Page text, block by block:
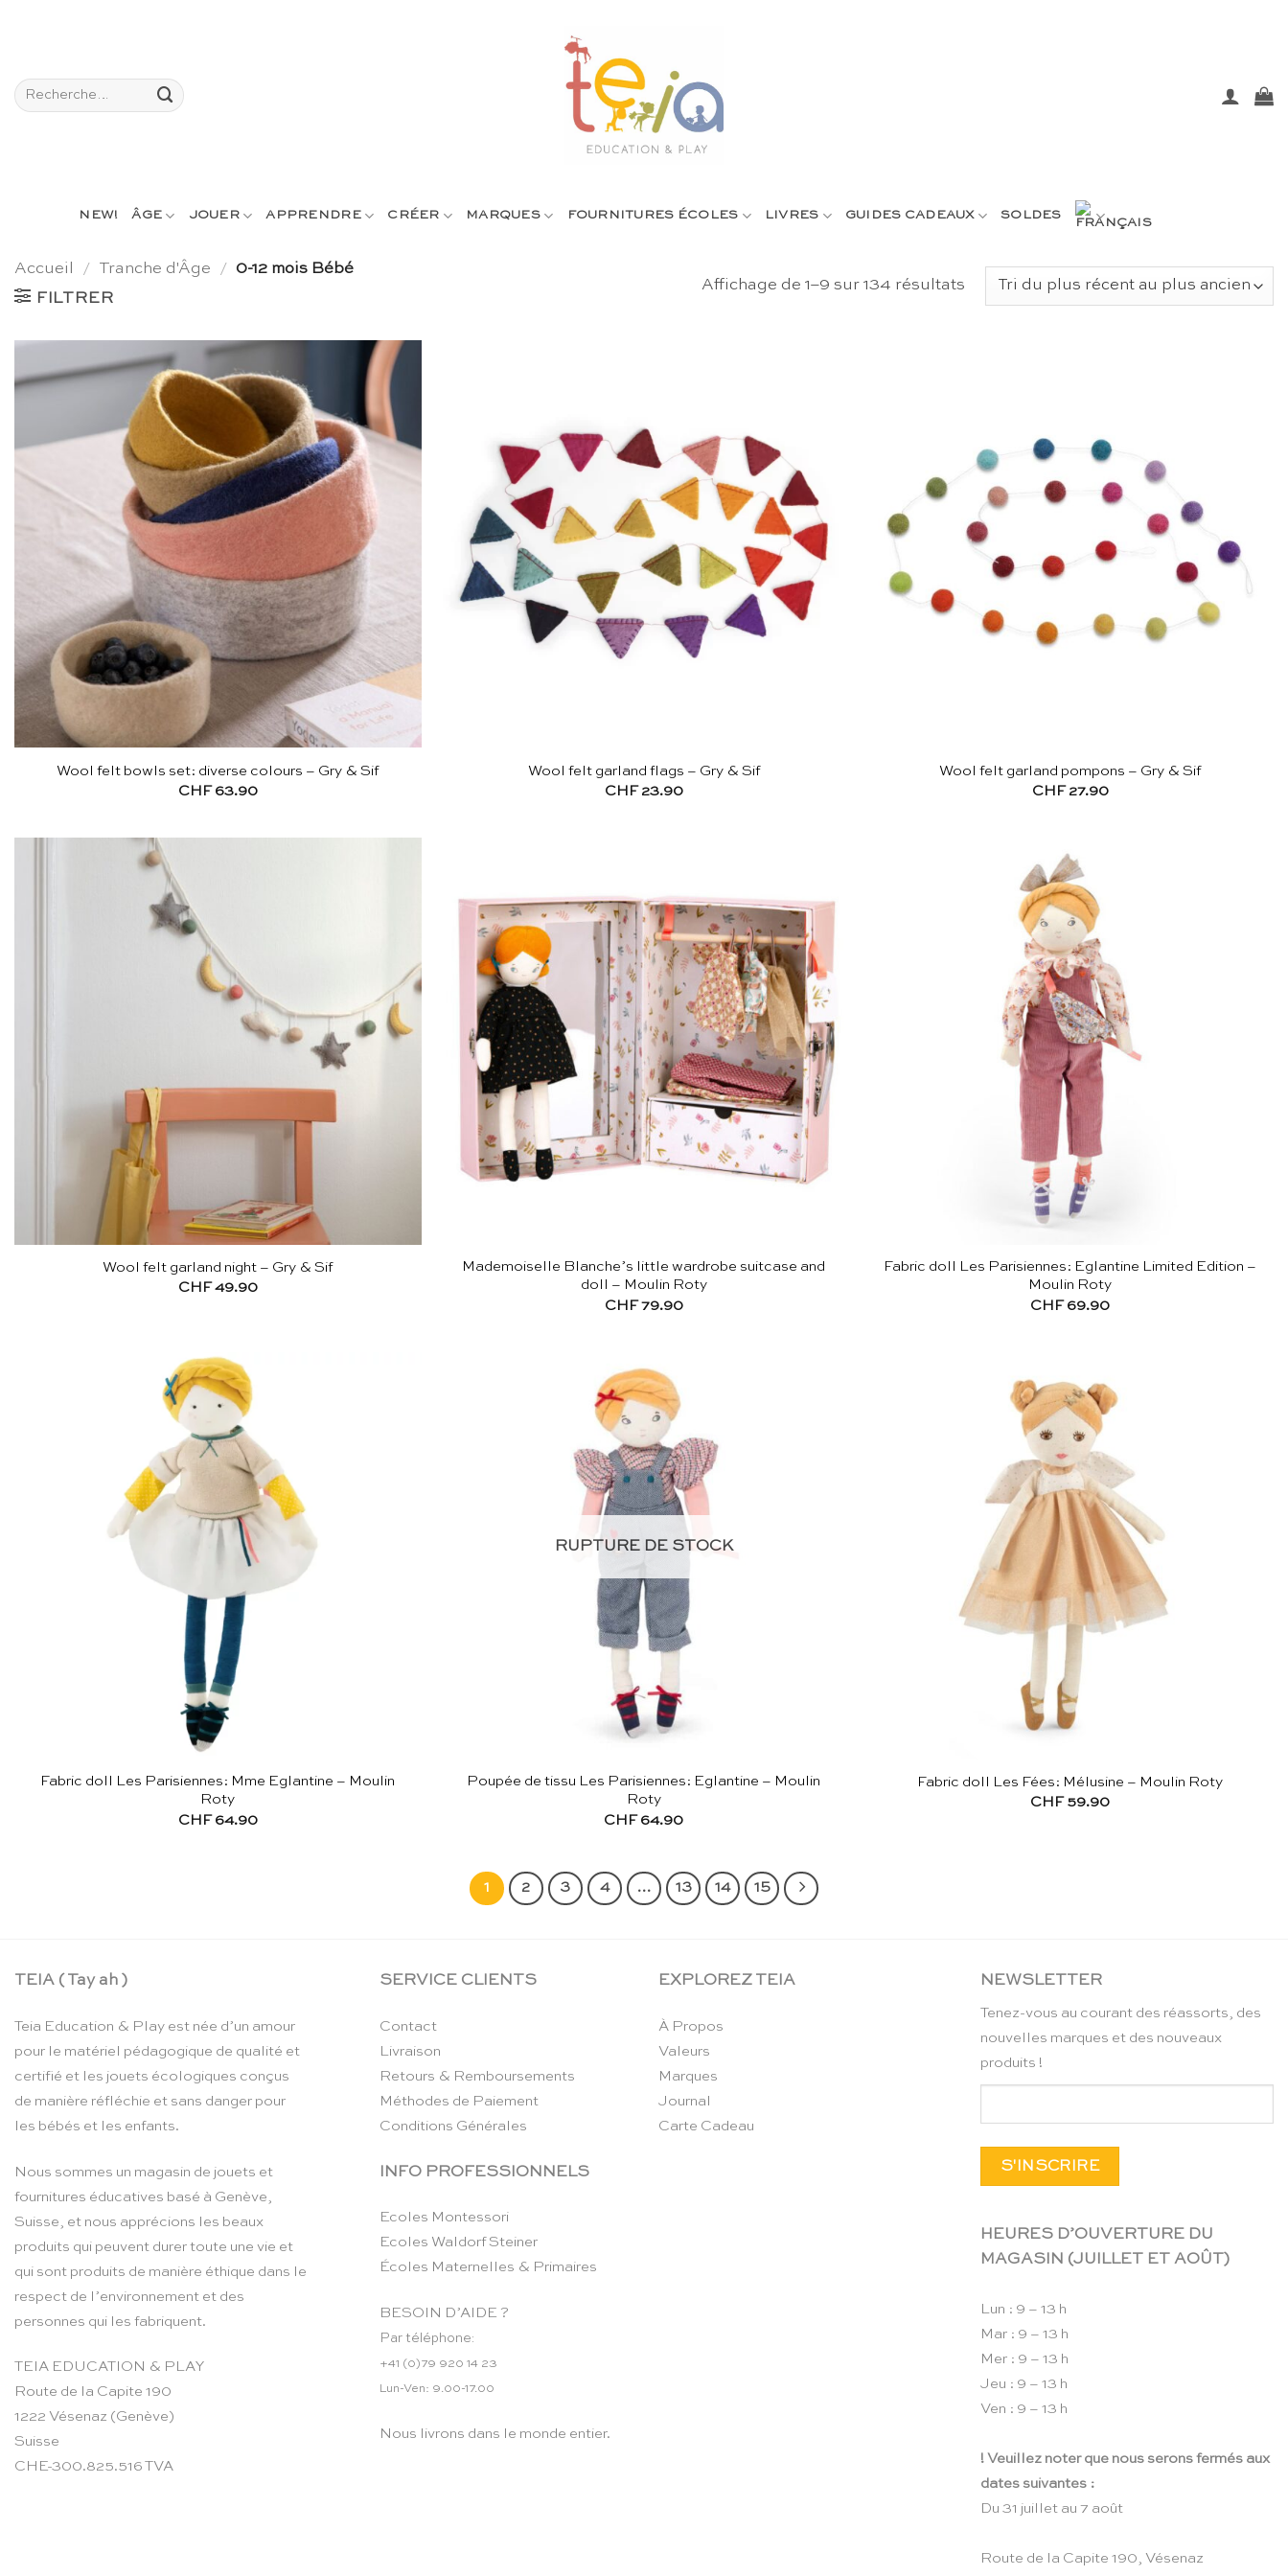
Recherche
pour :
NEW! ÂGE JOUER APPRENDRE CRÉER MARQUES FOURNITURES ÉCOLES LIVRES GUIDES CADEAUX SOLDES
Accueil / Tranche d'Âge / 0-12 mois Bébé
FILTRER
Affichage de 1–9 sur 134 résultats
du
Wool felt bowls set: diverse colours – Gry & Sif
CHF63.90
Wool felt garland flags – Gry & Sif
CHF23.90
Wool felt garland pompons – Gry & Sif
CHF27.90
Wool felt garland night – Gry & Sif
CHF49.90
Mademoiselle Blanche’s little wardrobe suitcase and
doll – Moulin Roty
CHF79.90
Fabric doll Les Parisiennes: Eglantine Limited Edition –
Moulin Roty
CHF69.90
Fabric doll Les Parisiennes: Mme Eglantine – Moulin
Roty
CHF64.90
RUPTURE DE STOCK
Poupée de tissu Les Parisiennes: Eglantine – Moulin
Roty
CHF64.90
Fabric doll Les Fées: Mélusine – Moulin Roty
CHF59.90
1 2 3 4 … 13 14 15
TEIA ( Tay ah )
Teia Education & Play est née d’un amour
pour le matériel pédagogique de qualité et
certifié et les jouets écologiques conçus
de manière réfléchie et sans danger pour
les bébés et les enfants.
Nous sommes un magasin de jouets et
fournitures éducatives basé à Genève,
Suisse, et nous apprécions les beaux
produits qui peuvent durer toute une vie et
qui sont produits de manière éthique dans le
respect de l’environnement et des
personnes qui les fabriquent.
TEIA EDUCATION & PLAY
Route de la Capite 190
1222 Vésenaz (Genève)
Suisse
CHE-300.825.516 TVA
SERVICE CLIENTS
Contact
Livraison
Retours & Remboursements
Méthodes de Paiement
Conditions Générales
INFO PROFESSIONNELS
Ecoles Montessori
Ecoles Waldorf Steiner
Écoles Maternelles & Primaires
BESOIN D’AIDE ?
Par téléphone:
+41 (0)79 920 14 23
Lun-Ven: 9.00-17.00
Nous livrons dans le monde entier.
EXPLOREZ TEIA
À Propos
Valeurs
Marques
Journal
Carte Cadeau
NEWSLETTER
Tenez-vous au courant des réassorts, des
nouvelles marques et des nouveaux
produits !
HEURES D’OUVERTURE DU
MAGASIN (JUILLET ET AOÛT)
Lun : 9 – 13 h
Mar : 9 – 13 h
Mer : 9 – 13 h
Jeu : 9 – 13 h
Ven : 9 – 13 h
! Veuillez noter que nous serons fermés aux
dates suivantes :
Du 31 juillet au 7 août
Route de la Capite 190, Vésenaz